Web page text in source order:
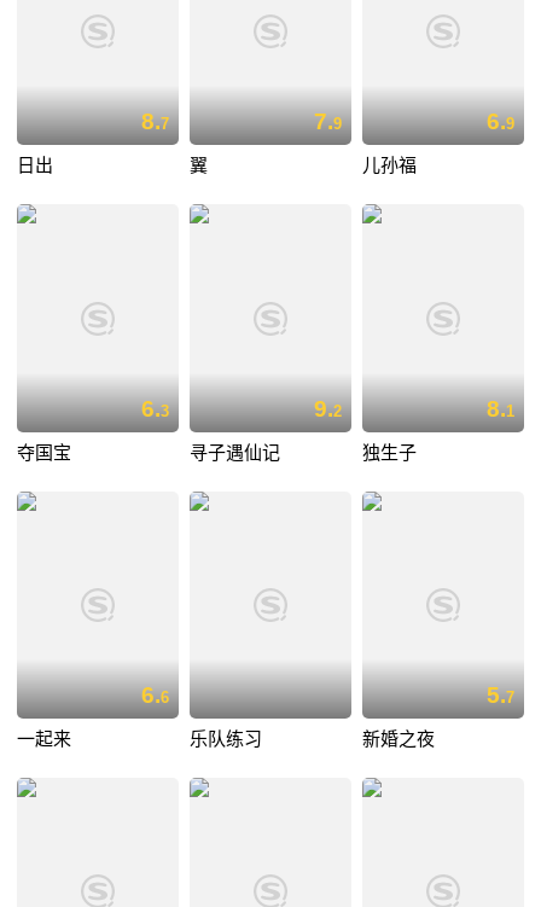
8.7
日出
7.9
翼
6.9
儿孙福
6.3
夺国宝
9.2
寻子遇仙记
8.1
独生子
6.6
一起来 乐队练习
5.7
新婚之夜